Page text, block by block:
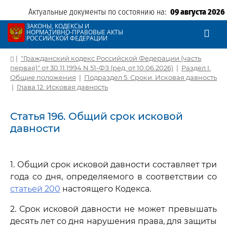
Актуальные документы по состоянию на: 09 августа 2026
ЗАКОНЫ, КОДЕКСЫ И
НОРМАТИВНО-ПРАВОВЫЕ АКТЫ
РОССИЙСКОЙ ФЕДЕРАЦИИ
| "Гражданский кодекс Российской Федерации (часть
первая)" от 30.11.1994 N 51-ФЗ (ред. от 10.06.2026) | Раздел I.
Общие положения | Подраздел 5. Сроки. Исковая давность
| Глава 12. Исковая давность
Статья 196. Общий срок исковой
давности
1. Общий срок исковой давности составляет три
года со дня, определяемого в соответствии со
статьей 200 настоящего Кодекса.
2. Срок исковой давности не может превышать
десять лет со дня нарушения права, для защиты